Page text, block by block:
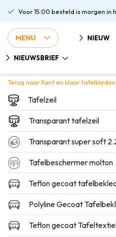
Voor 15:00 besteld is morgen in
MENU NIEUW
NIEUWSBRIEF
Terug naar Kant en klaar tafelkleden
Tafelzeil
Transparant tafelzeil
Transparant super soft
Tafelbeschermer molton
Teflon gecoat
Polyline Gecoat